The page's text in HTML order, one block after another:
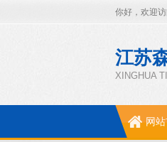
你好，欢迎
江苏
XINGHUA
网